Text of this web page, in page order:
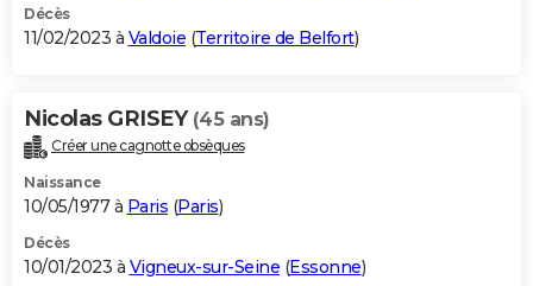
Décès
11/02/2023 à Valdoie (Territoire de Belfort)
Nicolas GRISEY (45 ans)
Créer une cagnotte obsèques
Naissance
10/05/1977 à Paris (Paris)
Décès
10/01/2023 à Vigneux-sur-Seine (Essonne)